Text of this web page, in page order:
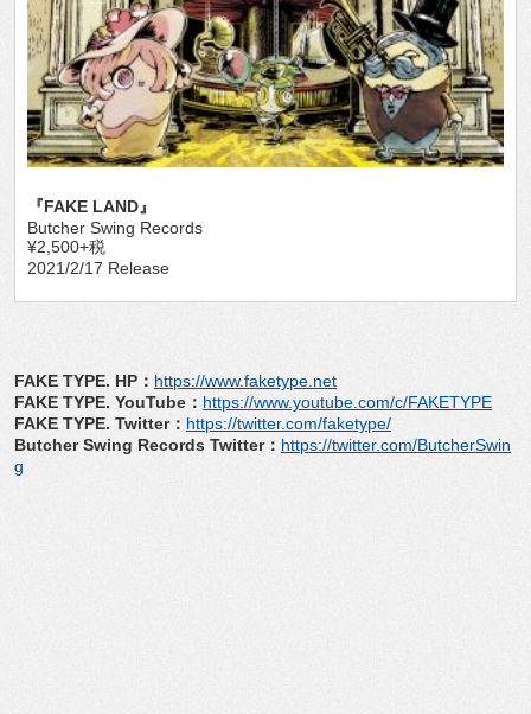
『FAKE LAND』
Butcher Swing Records
¥2,500+税
2021/2/17 Release
FAKE TYPE. HP： https://www.faketype.net
FAKE TYPE. YouTube： https://www.youtube.com/c/FAKETYPE
FAKE TYPE. Twitter： https://twitter.com/faketype/
Butcher Swing Records Twitter： https://twitter.com/ButcherSwin
g